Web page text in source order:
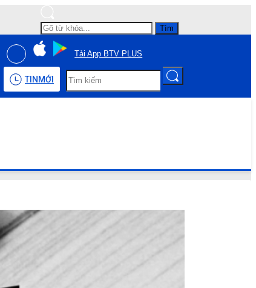
Tìm
Tải App BTV PLUS
TIN MỚI